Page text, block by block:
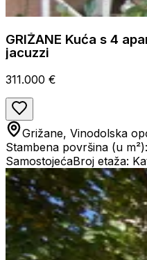
GRIŽANE Kuća s 4
jacuzzi
311.000 €
Grižane, Vinodolska
Stambena površina (u
SamostojećaBroj etaža: